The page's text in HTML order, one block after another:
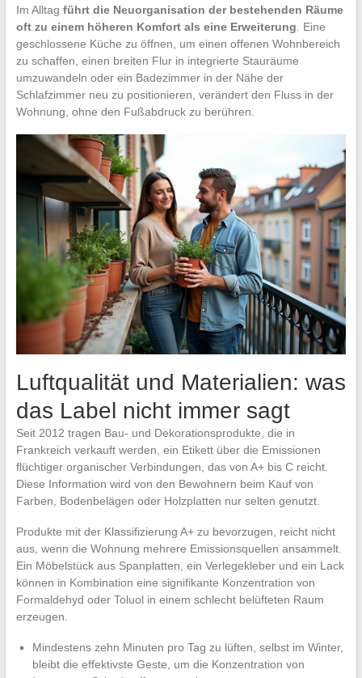
Im Alltag führt die Neuorganisation der bestehenden Räume
oft zu einem höheren Komfort als eine Erweiterung . Eine
geschlossene Küche zu öffnen, um einen offenen Wohnbereich
zu schaffen, einen breiten Flur in integrierte Stauräume
umzuwandeln oder ein Badezimmer in der Nähe der
Schlafzimmer neu zu positionieren, verändert den Fluss in der
Wohnung, ohne den Fußabdruck zu berühren.
Luftqualität und Materialien: was
das Label nicht immer sagt
Seit 2012 tragen Bau- und Dekorationsprodukte, die in
Frankreich verkauft werden, ein Etikett über die Emissionen
flüchtiger organischer Verbindungen, das von A+ bis C reicht.
Diese Information wird von den Bewohnern beim Kauf von
Farben, Bodenbelägen oder Holzplatten nur selten genutzt.
Produkte mit der Klassifizierung A+ zu bevorzugen, reicht nicht
aus, wenn die Wohnung mehrere Emissionsquellen ansammelt.
Ein Möbelstück aus Spanplatten, ein Verlegekleber und ein Lack
können in Kombination eine signifikante Konzentration von
Formaldehyd oder Toluol in einem schlecht belüfteten Raum
erzeugen.
Mindestens zehn Minuten pro Tag zu lüften, selbst im Winter,
bleibt die effektivste Geste, um die Konzentration von